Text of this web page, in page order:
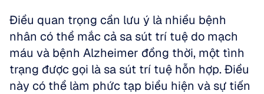
Điều quan trọng cần lưu ý là nhiều bệnh
nhân có thể mắc cả sa sút trí tuệ do mạch
máu và bệnh Alzheimer đồng thời, một tình
trạng được gọi là sa sút trí tuệ hỗn hợp. Điều
này có thể làm phức tạp biểu hiện và sự tiến